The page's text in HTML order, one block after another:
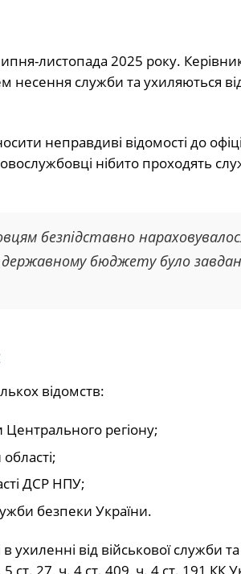
листопада 2025 року.
несення служби та ухиляються
неправдиві відомості до
нібито проходять
безпідставно
державному бюджету було
відомств:
Центрального регіону;
ДСР НПУ;
безпеки України.
від військової служби та